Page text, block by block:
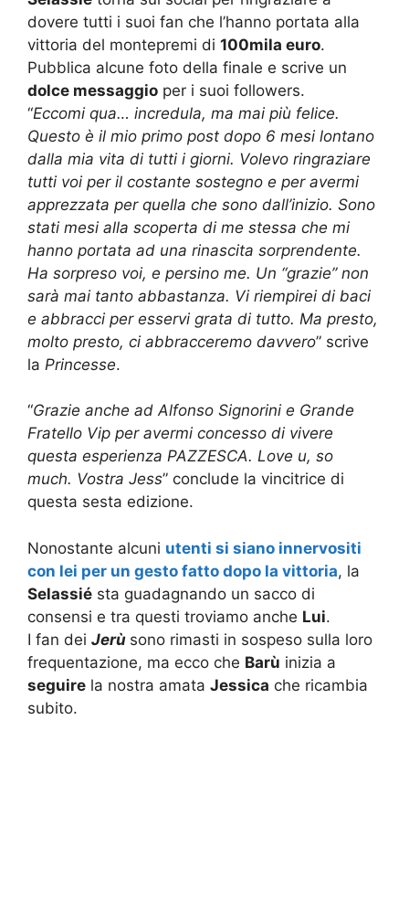
dovere tutti i suoi fan che l’hanno portata alla
vittoria del montepremi di 100mila euro.
Pubblica alcune foto della finale e scrive un
dolce messaggio per i suoi followers.
“Eccomi qua… incredula, ma mai più felice.
Questo è il mio primo post dopo 6 mesi lontano
dalla mia vita di tutti i giorni. Volevo ringraziare
tutti voi per il costante sostegno e per avermi
apprezzata per quella che sono dall’inizio. Sono
stati mesi alla scoperta di me stessa che mi
hanno portata ad una rinascita sorprendente.
Ha sorpreso voi, e persino me. Un “grazie” non
sarà mai tanto abbastanza. Vi riempirei di baci
e abbracci per esservi grata di tutto. Ma presto,
molto presto, ci abbracceremo davvero” scrive
la Princesse.
“Grazie anche ad Alfonso Signorini e Grande
Fratello Vip per avermi concesso di vivere
questa esperienza PAZZESCA. Love u, so
much. Vostra Jess” conclude la vincitrice di
questa sesta edizione.
Nonostante alcuni utenti si siano innervositi
con lei per un gesto fatto dopo la vittoria, la
Selassié sta guadagnando un sacco di
consensi e tra questi troviamo anche Lui.
I fan dei Jerù sono rimasti in sospeso sulla loro
frequentazione, ma ecco che Barù inizia a
seguire la nostra amata Jessica che ricambia
subito.